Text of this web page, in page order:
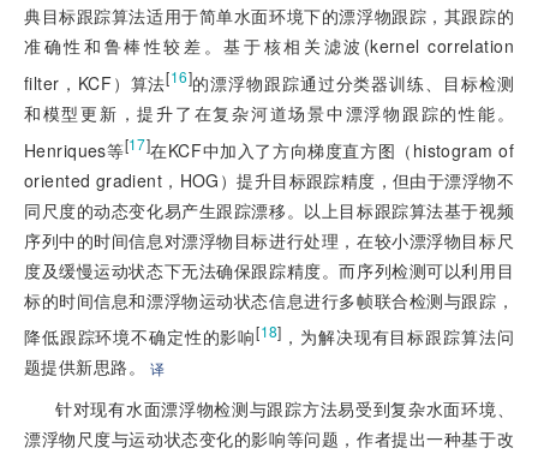
典目标跟踪算法适用于简单水面环境下的漂浮物跟踪，其跟踪的
准确性和鲁棒性较差。基于核相关滤波(kernel correlation
filter，KCF）算法[16]的漂浮物跟踪通过分类器训练、目标检测
和模型更新，提升了在复杂河道场景中漂浮物跟踪的性能。
Henriques等[17]在KCF中加入了方向梯度直方图（histogram of
oriented gradient，HOG）提升目标跟踪精度，但由于漂浮物不
同尺度的动态变化易产生跟踪漂移。以上目标跟踪算法基于视频
序列中的时间信息对漂浮物目标进行处理，在较小漂浮物目标尺
度及缓慢运动状态下无法确保跟踪精度。而序列检测可以利用目
标的时间信息和漂浮物运动状态信息进行多帧联合检测与跟踪，
降低跟踪环境不确定性的影响[18] ，为解决现有目标跟踪算法问
题提供新思路。译
针对现有水面漂浮物检测与跟踪方法易受到复杂水面环境、
漂浮物尺度与运动状态变化的影响等问题，作者提出一种基于改